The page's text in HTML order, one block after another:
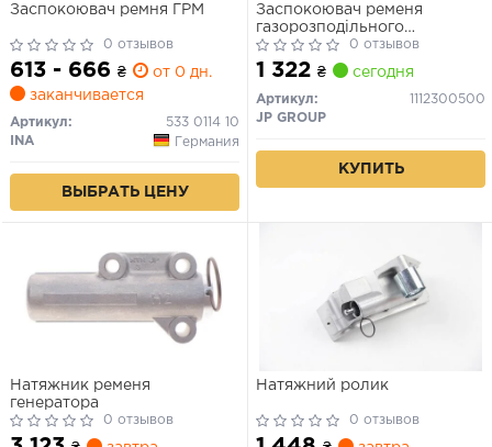
Заспокоювач ремня ГРМ
0 отзывов
613 - 666 ₴
от 0 дн.
заканчивается
Артикул:
533 0114 10
INA
Германия
ВЫБРАТЬ ЦЕНУ
Заспокоювач ременя
газорозподільного
механізму
0 отзывов
1 322 ₴ сегодня
Артикул:
1112300500
JP GROUP
КУПИТЬ
Натяжник ременя
генератора
0 отзывов
Натяжний ролик
0 отзывов